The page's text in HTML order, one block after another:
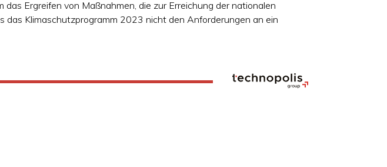
Ergreifen von Maßnahmen, die zur Erreichung der nationalen
Klimaschutzprogramm 2023 nicht den Anforderungen an ein